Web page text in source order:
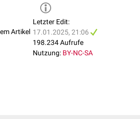
Artikel
Letzter Edit:
17.01.2025, 21:06
198.234 Aufrufe
Nutzung: BY-NC-SA